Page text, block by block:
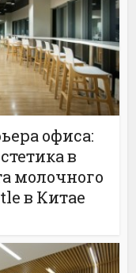
офиса:
в
молочного
в Китае